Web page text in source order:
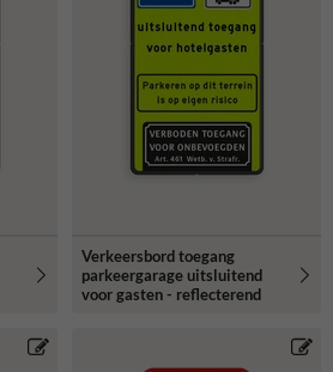
Verkeersbord toegang
parkeergarage uitsluitend
voor gasten - reflecterend